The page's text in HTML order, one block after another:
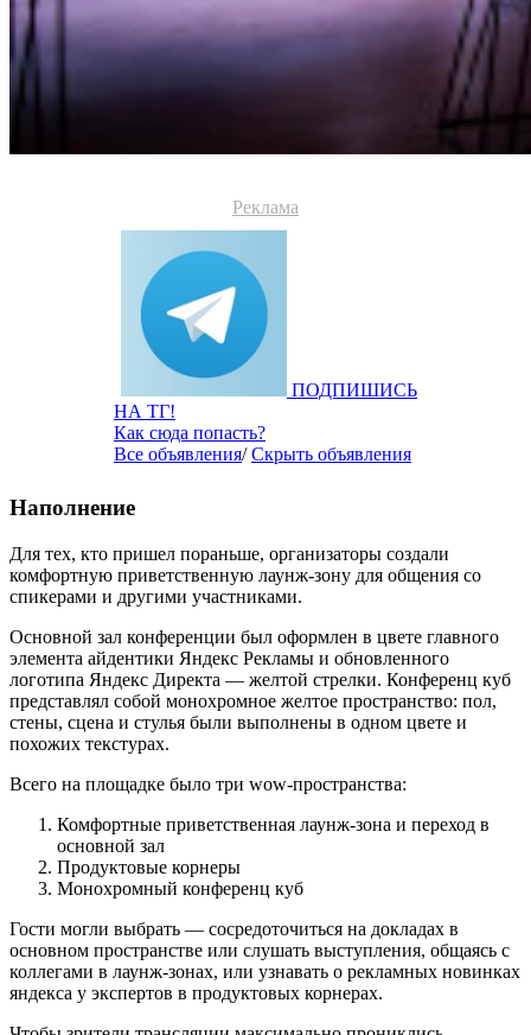
Реклама
ПОДПИШИСЬ
НА ТГ!
Как сюда попасть?
Все объявления/Скрыть объявления
Наполнение
Для тех, кто пришел пораньше, организаторы создали
комфортную приветственную лаунж-зону для общения со
спикерами и другими участниками.
Основной зал конференции был оформлен в цвете главного
элемента айдентики Яндекс Рекламы и обновленного
логотипа Яндекс Директа — желтой стрелки. Конференц куб
представлял собой монохромное желтое пространство: пол,
стены, сцена и стулья были выполнены в одном цвете и
похожих текстурах.
Всего на площадке было три wow-пространства:
Комфортные приветственная лаунж-зона и переход в
основной зал
Продуктовые корнеры
Монохромный конференц куб
Гости могли выбрать — сосредоточиться на докладах в
основном пространстве или слушать выступления, общаясь с
коллегами в лаунж-зонах, или узнавать о рекламных новинках
яндекса у экспертов в продуктовых корнерах.